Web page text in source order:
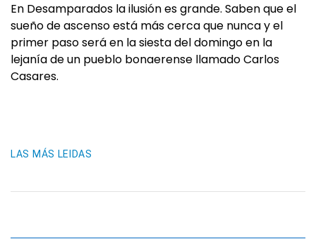
En Desamparados la ilusión es grande. Saben que el
sueño de ascenso está más cerca que nunca y el
primer paso será en la siesta del domingo en la
lejanía de un pueblo bonaerense llamado Carlos
Casares.
LAS MÁS LEIDAS